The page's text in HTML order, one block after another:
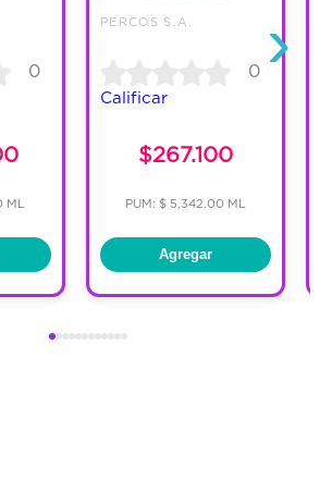
0
ML
PERCOS S.A.
0
Calificar
$267.100
PUM: $ 5,342.00 ML
Agregar
›